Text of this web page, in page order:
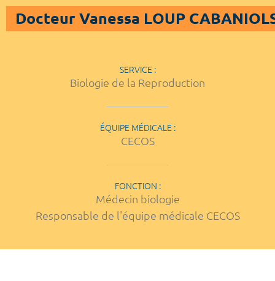
Docteur Vanessa LOUP
SERVICE :
Biologie de la Reproduction
ÉQUIPE MÉDICALE :
CECOS
FONCTION :
Médecin biologie
Responsable de l'équipe médicale CECOS